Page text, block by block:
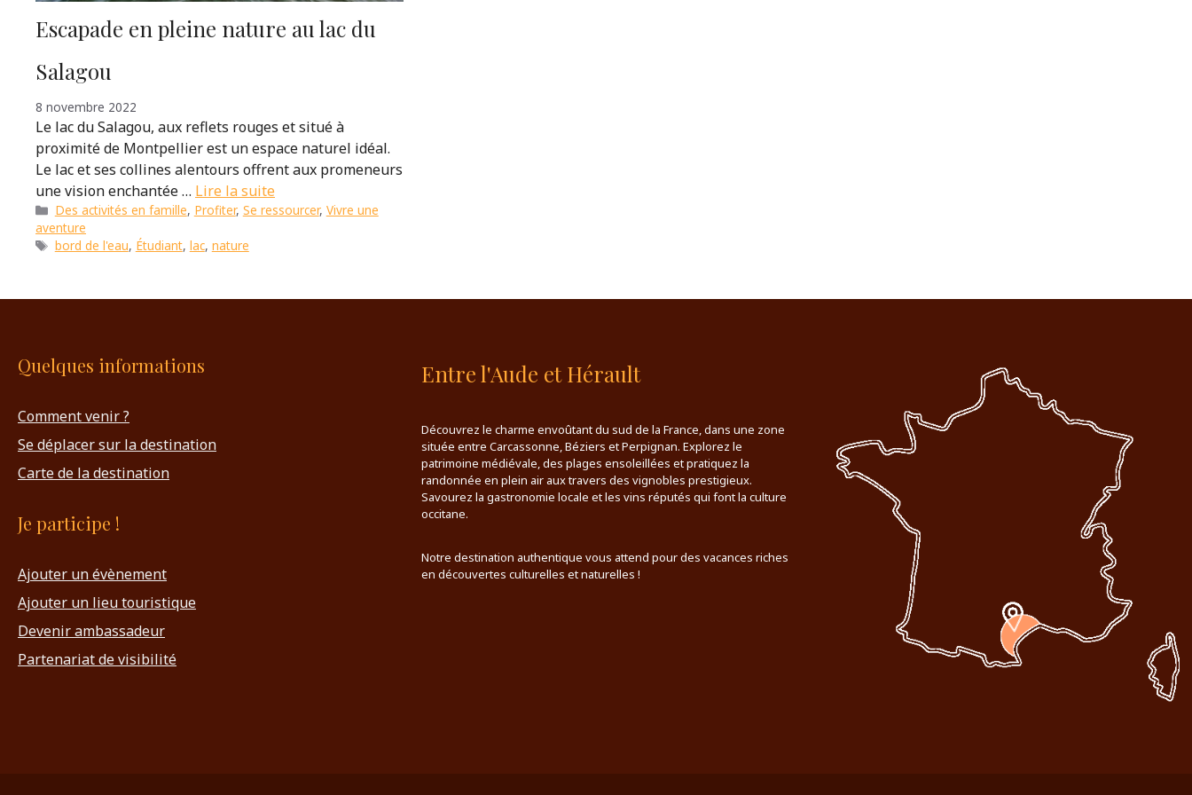
Escapade en pleine nature au lac du
Salagou
8 novembre 2022
Le lac du Salagou, aux reflets rouges et situé à
proximité de Montpellier est un espace naturel idéal.
Le lac et ses collines alentours offrent aux promeneurs
une vision enchantée … Lire la suite
Catégories
Des activités en famille, Profiter, Se ressourcer, Vivre une
aventure
Étiquettes
bord de l'eau, Étudiant, lac, nature
Quelques informations
Comment venir ?
Se déplacer sur la destination
Carte de la destination
Je participe !
Ajouter un évènement
Ajouter un lieu touristique
Devenir ambassadeur
Partenariat de visibilité
Entre l'Aude et Hérault
Découvrez le charme envoûtant du sud de la France, dans une zone
située entre Carcassonne, Béziers et Perpignan. Explorez le
patrimoine médiévale, des plages ensoleillées et pratiquez la
randonnée en plein air aux travers des vignobles prestigieux.
Savourez la gastronomie locale et les vins réputés qui font la culture
occitane.
Notre destination authentique vous attend pour des vacances riches
en découvertes culturelles et naturelles !